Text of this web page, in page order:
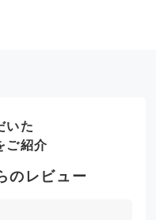
いた
ご紹介
のレビュー